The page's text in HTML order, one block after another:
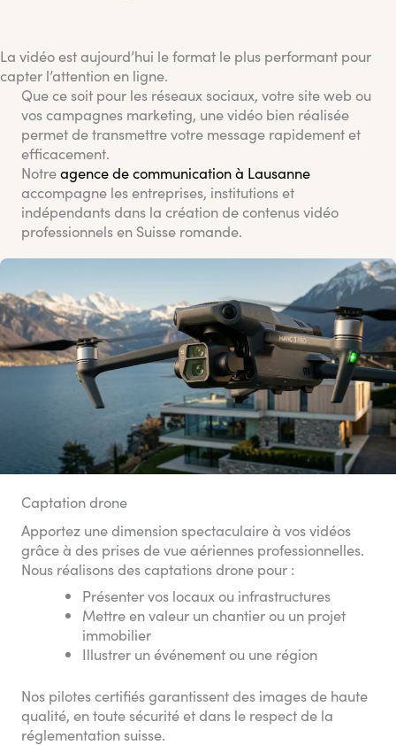
La vidéo est aujourd’hui le format le plus performant pour
capter l’attention en ligne.
Que ce soit pour les réseaux sociaux, votre site web ou
vos campagnes marketing, une vidéo bien réalisée
permet de transmettre votre message rapidement et
efficacement.
Notreagence de communication à Lausanne
accompagne les entreprises, institutions et
indépendants dans la création de contenus vidéo
professionnels en Suisse romande.
Captation drone
Apportez une dimension spectaculaire à vos vidéos
grâce à des prises de vue aériennes professionnelles.
Nous réalisons des captations drone pour :
Présenter vos locaux ou infrastructures
Mettre en valeur un chantier ou un projet
immobilier
Illustrer un événement ou une région
Nos pilotes certifiés garantissent des images de haute
qualité, en toute sécurité et dans le respect de la
réglementation suisse.